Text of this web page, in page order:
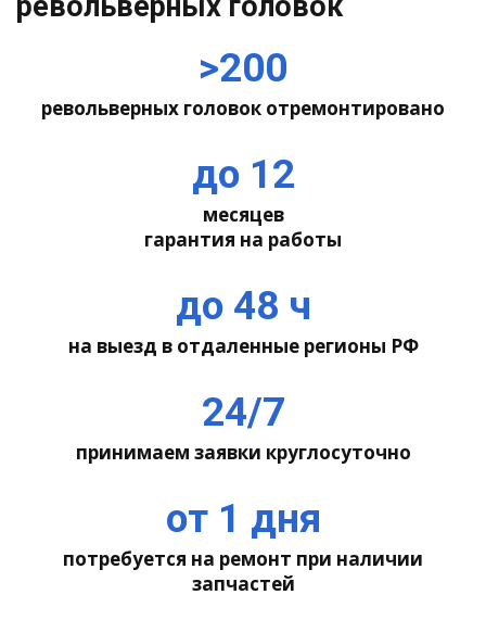
>200
револьверных головок отремонтировано
до 12
месяцев
гарантия на работы
до 48 ч
на выезд в отдаленные регионы РФ
24/7
принимаем заявки круглосуточно
от 1 дня
потребуется на ремонт при наличии
запчастей